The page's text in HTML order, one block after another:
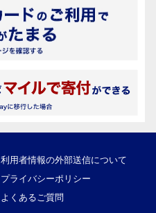
利用者情報の外部送信について
プライバシーポリシー
よくあるご質問